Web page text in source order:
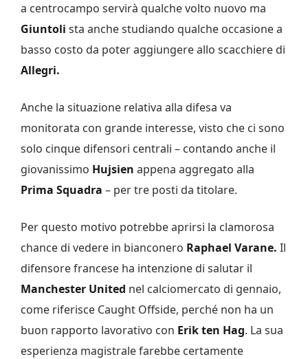
a centrocampo servirà qualche volto nuovo ma
Giuntoli sta anche studiando qualche occasione a
basso costo da poter aggiungere allo scacchiere di
Allegri.
Anche la situazione relativa alla difesa va
monitorata con grande interesse, visto che ci sono
solo cinque difensori centrali – contando anche il
giovanissimo Hujsien appena aggregato alla
Prima Squadra – per tre posti da titolare.
Per questo motivo potrebbe aprirsi la clamorosa
chance di vedere in bianconero Raphael Varane. Il
difensore francese ha intenzione di salutar il
Manchester United nel calciomercato di gennaio,
come riferisce Caught Offside, perché non ha un
buon rapporto lavorativo con Erik ten Hag. La sua
esperienza magistrale farebbe certamente